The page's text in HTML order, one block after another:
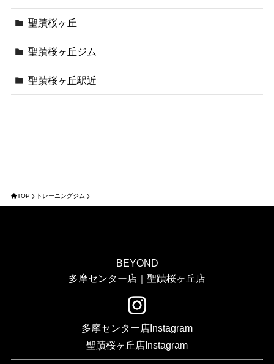
聖蹟桜ヶ丘
聖蹟桜ヶ丘ジム
聖蹟桜ヶ丘駅近
TOP トレーニングジム
BEYOND
多摩センター店｜聖蹟桜ヶ丘店
多摩センター店Instagram
聖蹟桜ヶ丘店Instagram